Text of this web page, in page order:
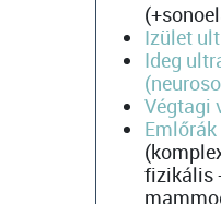
Izület
Ideg
Végtagi
fizikális